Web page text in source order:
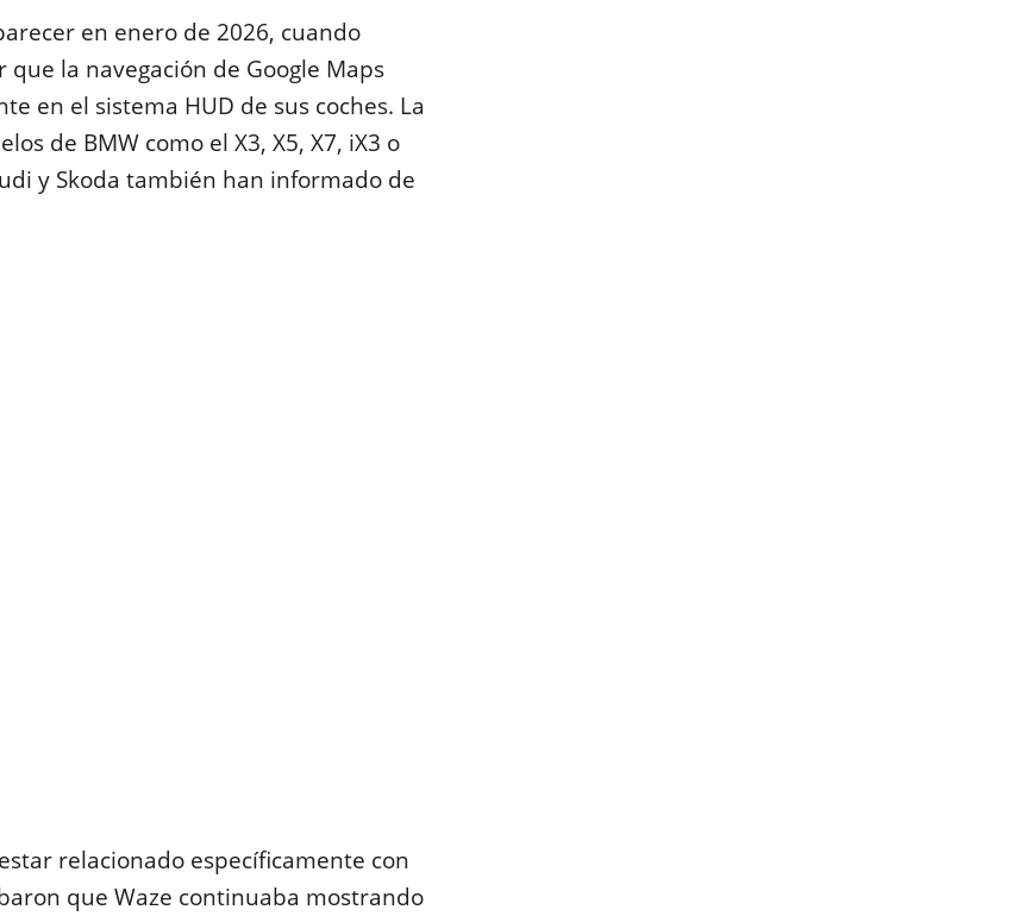
en enero de 2026, cuando
la navegación de Google Maps
en el sistema HUD de sus coches. La
de BMW como el X3, X5, X7, iX3 o
y Skoda también han informado de
relacionado específicamente con
que Waze continuaba mostrando